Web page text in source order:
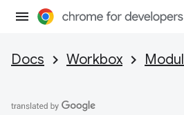
Docs Workbox